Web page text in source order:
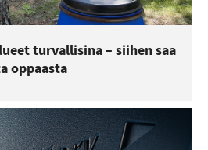
turvallisina – siihen saa
oppaasta